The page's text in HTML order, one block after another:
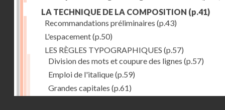
LA TECHNIQUE DE LA COMPOSITION (p.41)
Recommandations préliminaires (p.43)
L'espacement(p.50)
LES RÈGLES TYPOGRAPHIQUES (p.57)
Division des mots et coupure des lignes (p.57)
Emploi de l'italique(p.59)
Grandes capitales (p.61)